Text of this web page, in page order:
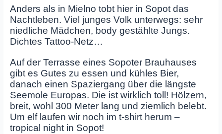
Anders als in Mielno tobt hier in Sopot das
Nachtleben. Viel junges Volk unterwegs: sehr
niedliche Mädchen, body gestählte Jungs.
Dichtes Tattoo-Netz…
Auf der Terrasse eines Sopoter Brauhauses
gibt es Gutes zu essen und kühles Bier,
danach einen Spaziergang über die längste
Seemole Europas. Die ist wirklich toll! Hölzern,
breit, wohl 300 Meter lang und ziemlich belebt.
Um elf laufen wir noch im t-shirt herum –
tropical night in Sopot!